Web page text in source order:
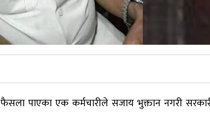
पाएका एक कर्मचारीले सजाय भुक्तान नगरी